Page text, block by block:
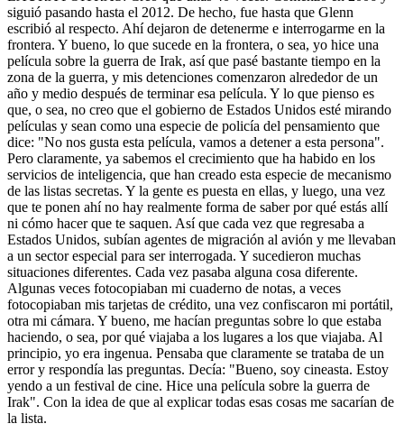
siguió pasando hasta el 2012. De hecho, fue hasta que Glenn
escribió al respecto. Ahí dejaron de detenerme e interrogarme en la
frontera. Y bueno, lo que sucede en la frontera, o sea, yo hice una
película sobre la guerra de Irak, así que pasé bastante tiempo en la
zona de la guerra, y mis detenciones comenzaron alrededor de un
año y medio después de terminar esa película. Y lo que pienso es
que, o sea, no creo que el gobierno de Estados Unidos esté mirando
películas y sean como una especie de policía del pensamiento que
dice: "No nos gusta esta película, vamos a detener a esta persona".
Pero claramente, ya sabemos el crecimiento que ha habido en los
servicios de inteligencia, que han creado esta especie de mecanismo
de las listas secretas. Y la gente es puesta en ellas, y luego, una vez
que te ponen ahí no hay realmente forma de saber por qué estás allí
ni cómo hacer que te saquen. Así que cada vez que regresaba a
Estados Unidos, subían agentes de migración al avión y me llevaban
a un sector especial para ser interrogada. Y sucedieron muchas
situaciones diferentes. Cada vez pasaba alguna cosa diferente.
Algunas veces fotocopiaban mi cuaderno de notas, a veces
fotocopiaban mis tarjetas de crédito, una vez confiscaron mi portátil,
otra mi cámara. Y bueno, me hacían preguntas sobre lo que estaba
haciendo, o sea, por qué viajaba a los lugares a los que viajaba. Al
principio, yo era ingenua. Pensaba que claramente se trataba de un
error y respondía las preguntas. Decía: "Bueno, soy cineasta. Estoy
yendo a un festival de cine. Hice una película sobre la guerra de
Irak". Con la idea de que al explicar todas esas cosas me sacarían de
la lista.